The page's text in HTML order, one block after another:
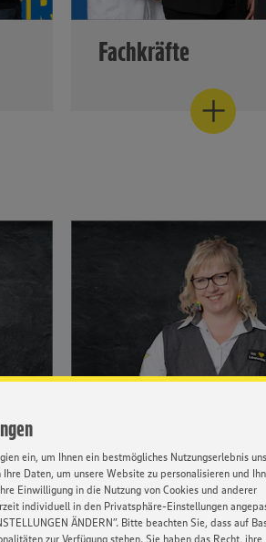
ein, um Ihnen ein bestmögliches Nutzungserlebnis
Daten, um unsere Website zu personalisieren und
Einwilligung in die Nutzung von Cookies und anderer
individuell in den Privatsphäre-Einstellungen
ÄNDERN”. Bitte beachten Sie, dass auf
zur Verfügung stehen. Sie haben das Recht, ihre
Fachkräfte
Ob berufliche
eine neue
finden Sie Ihren Job bei
Gastronomie
Die EDEKA Minden-
Catering, ist für die